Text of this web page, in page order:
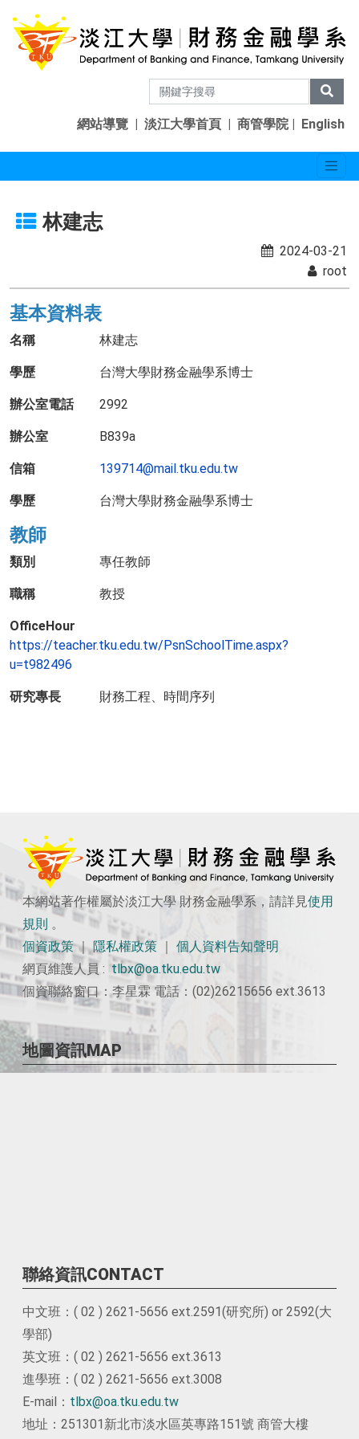
網站導覽 | 淡江大學首頁 | 商管學院| English
林建志
2024-03-21
root
基本資料表
名稱 林建志
學歷 台灣大學財務金融學系博士
辦公室電話2992
辦公室 B839a
信箱 139714@mail.tku.edu.tw
學歷 台灣大學財務金融學系博士
教師
類別 專任教師
職稱 教授
OfficeHour
https://teacher.tku.edu.tw/PsnSchoolTime.aspx?
u=t982496
研究專長 財務工程、時間序列
本網站著作權屬於淡江大學 財務金融學系，請詳見使用
規則 。
個資政策｜隱私權政策
個人資料告知聲明
網頁維護人員 :tlbx@oa.tku.edu.tw
個資聯絡窗口：李星霖 電話：(02)26215656 ext.3613
地圖資訊MAP
聯絡資訊CONTACT
中文班：( 02 ) 2621-5656 ext.2591(研究所) or 2592(大
學部)
英文班：( 02 ) 2621-5656 ext.3613
進學班：( 02 ) 2621-5656 ext.3008
E-mail： tlbx@oa.tku.edu.tw
地址：251301新北市淡水區英專路151號 商管大樓